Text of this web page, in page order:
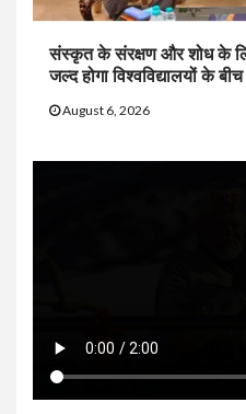
संस्कृत के संरक्षण और शोध के
जल्द होगा विश्वविद्यालयों के
August 6, 2026